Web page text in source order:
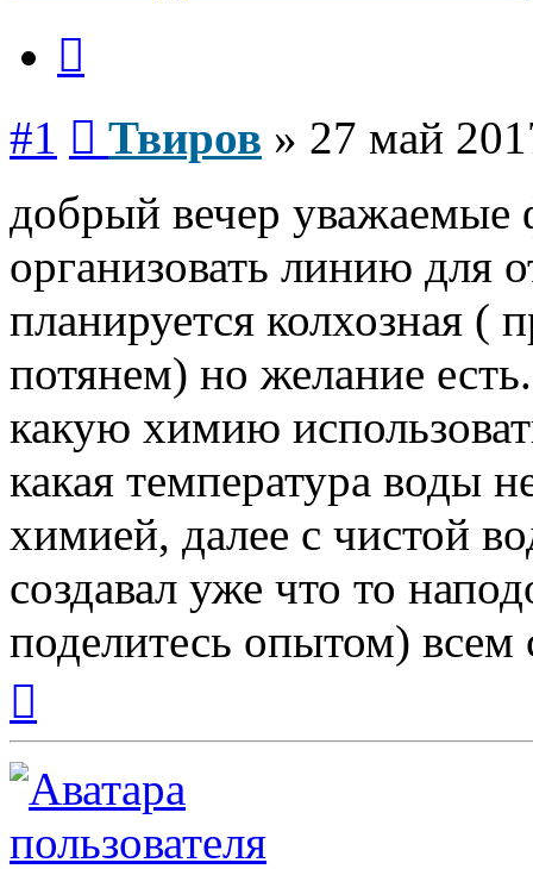
#1 Твиров » 27 май
добрый вечер
организовать линию для
планируется колхозная
потянем) но желание
какую химию
какая температура воды
химией, далее с чистой
создавал уже что то
поделитесь опытом) всем
началу